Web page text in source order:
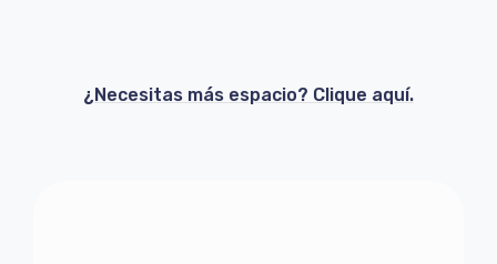
¿Necesitas más espacio? Clique aquí.